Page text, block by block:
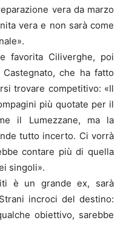
vera da marzo
vera e non sarà come
favorita Ciliverghe, poi
che ha fatto
trovare competitivo: «Il
più quotate per il
il Lumezzane, ma la
tutto incerto. Ci vorrà
contare più di quella
singoli».
è un grande ex, sarà
incroci del destino:
obiettivo, sarebbe